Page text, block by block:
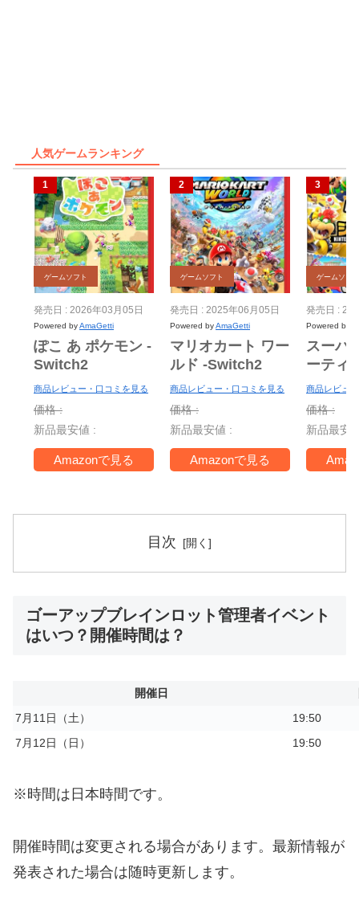
人気ゲームランキング
ゲームソフト
発売日 : 2026年03月05日
Powered byAmaGetti
ぽこ あ ポケモン -
Switch2
商品レビュー・口コミを見る
価格 :
新品最安値 :
Amazonで見る
ゲームソフト
発売日 : 2025年06月05日
Powered byAmaGetti
マリオカート ワー
ルド -Switch2
商品レビュー・口コミを見る
価格 :
新品最安値 :
Amazonで見る
ゲームソフト
発売日 :
Powered by
スーパ
ーティ
ー
Switch
＋ ジャ
TV -
商品レビュ
価格 :
新品最安
目次
ゴーアップブレインロット管理者イベント
はいつ？開催時間は？
開催日
7月11日（土）
19:50
7月12日（日）
19:50
※時間は日本時間です。
開催時間は変更される場合があります。最新情報が
発表された場合は随時更新します。